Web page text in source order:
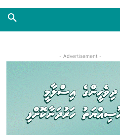
- Advertisement -